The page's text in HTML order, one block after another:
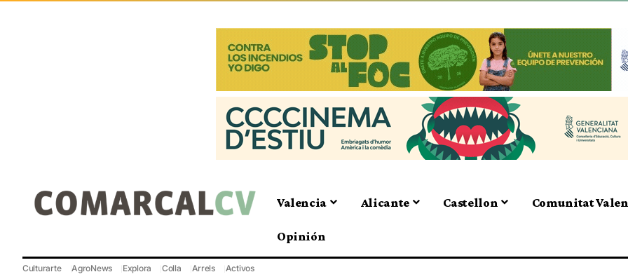
Valencia Alicante Castellon Comunitat
Opinión
Culturarte AgroNews Explora Colla Arrels Activos